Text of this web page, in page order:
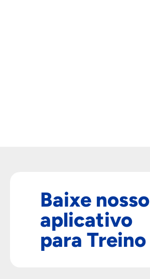
Baixe nosso
aplicativo
para Treino